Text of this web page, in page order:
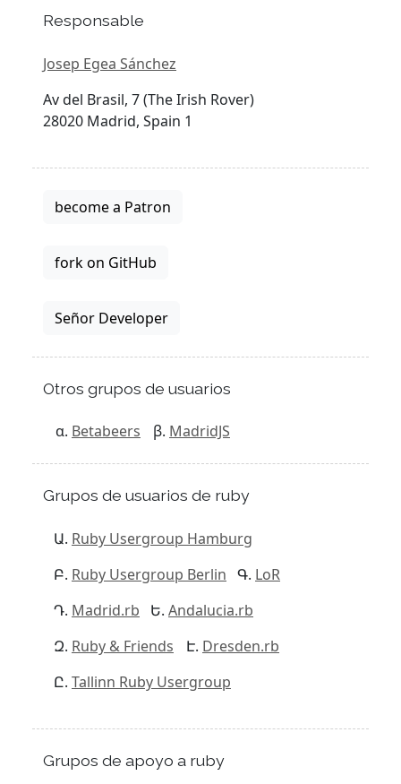
Responsable
Josep Egea Sánchez
Av del Brasil, 7 (The Irish Rover)
28020 Madrid, Spain 1
become a Patron
fork on GitHub
Señor Developer
Otros grupos de usuarios
Betabeers MadridJS
Grupos de usuarios de ruby
Ruby Usergroup Hamburg
Ruby Usergroup Berlin
LoR
Madrid.rb
Andalucia.rb
Ruby & Friends
Dresden.rb
Tallinn Ruby Usergroup
Grupos de apoyo a ruby